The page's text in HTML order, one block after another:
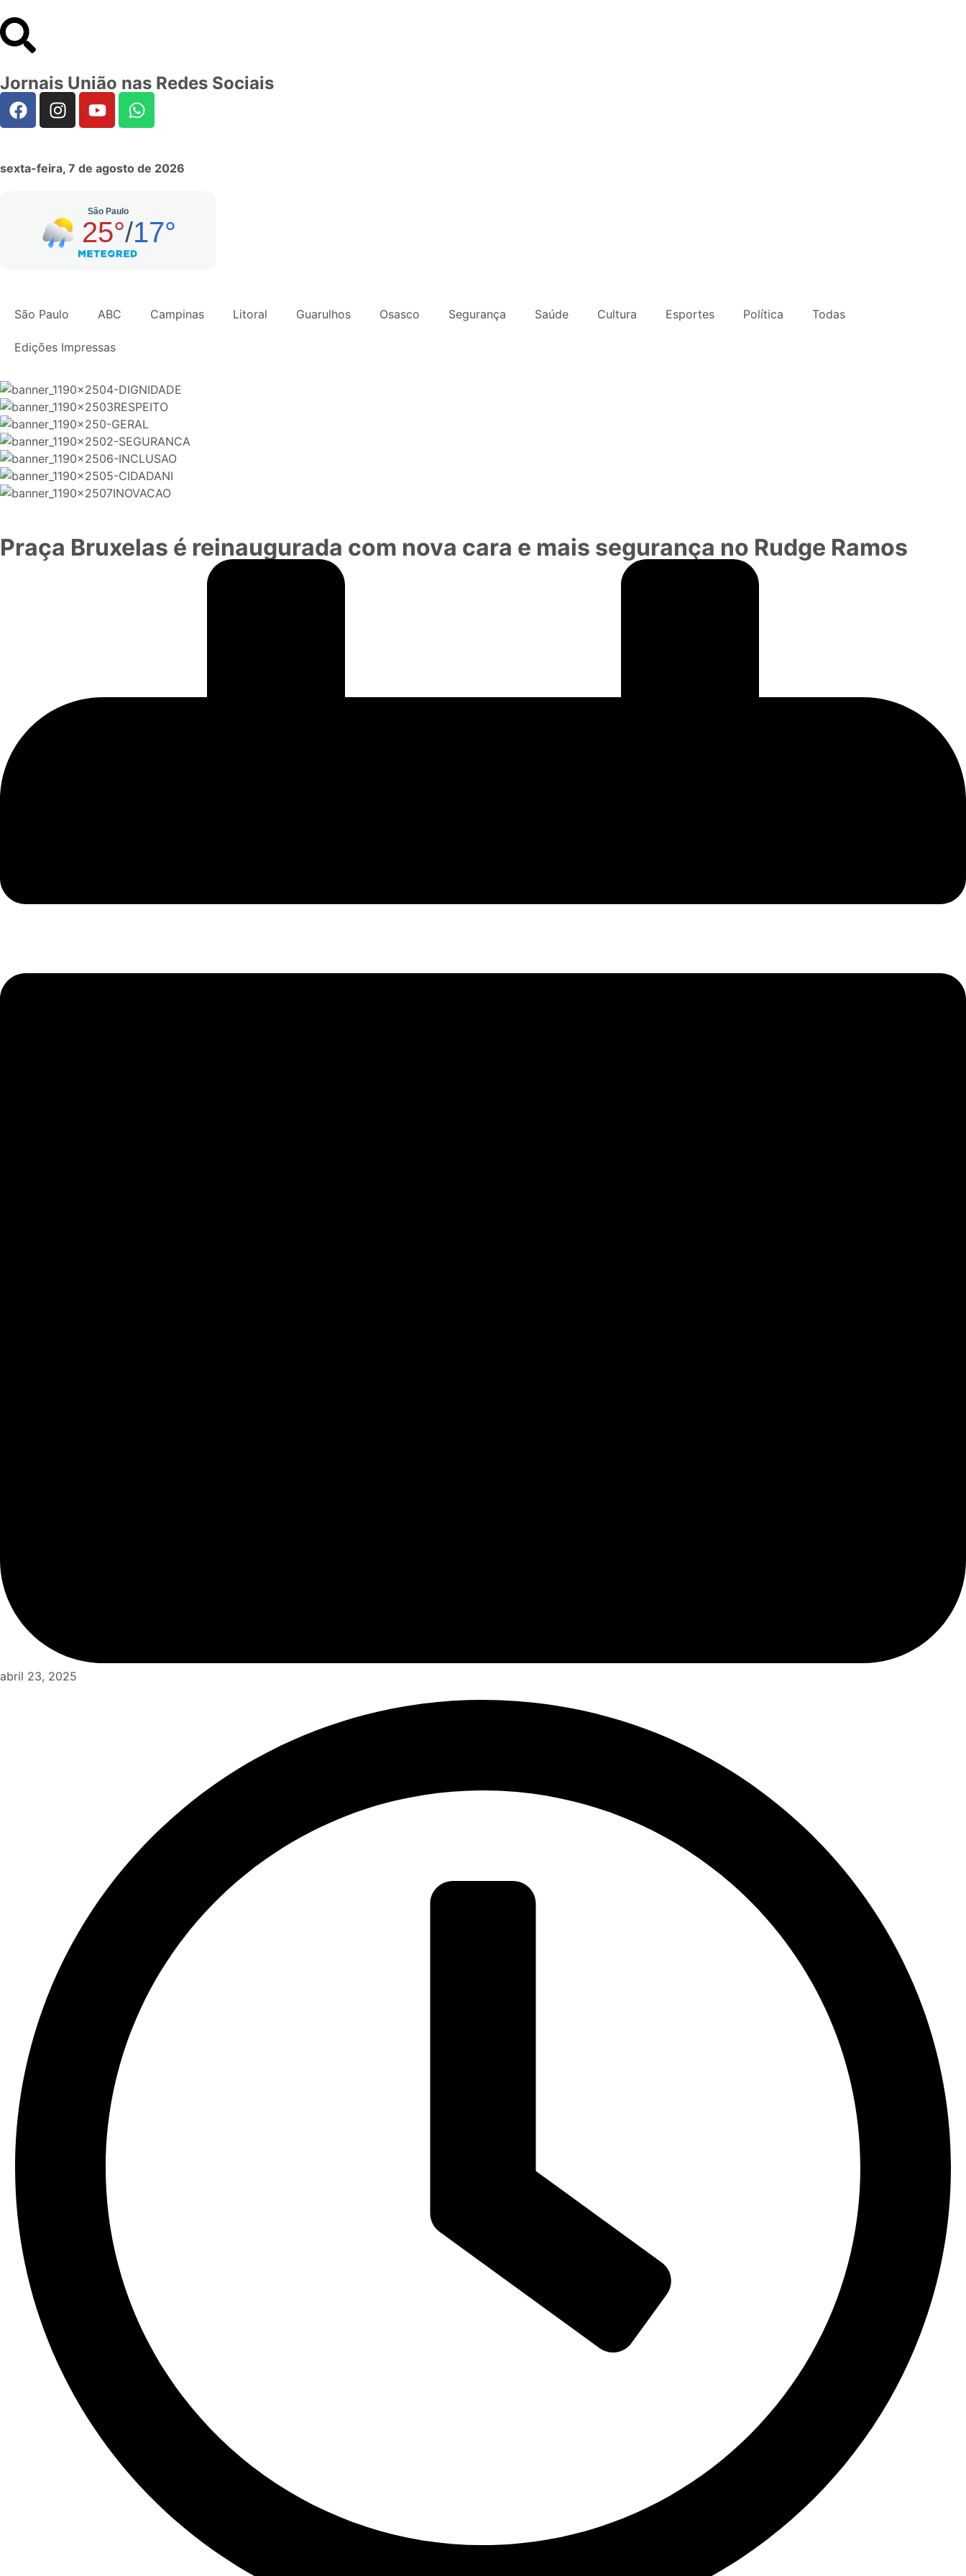
Jornais União nas Redes Sociais
sexta-feira, 7 de agosto de 2026
São Paulo ABC Campinas Litoral Guarulhos Osasco Segurança Saúde Cultura Esportes Política Todas
Edições Impressas
Praça Bruxelas é reinaugurada com nova cara e mais segurança no Rudge Ramos
abril 23, 2025